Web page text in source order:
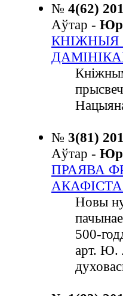
№ 4(62)
Аўтар -
КНІЖНЫЯ
№ 3(81)
Аўтар -
ПРАЯВА
Новы
500-
арт. Ю.